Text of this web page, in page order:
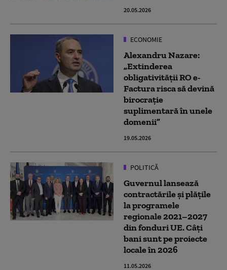
20.05.2026
ECONOMIE
Alexandru Nazare:
„Extinderea
obligativității RO e-
Factura risca să devină
birocrație
suplimentară în unele
domenii”
19.05.2026
POLITICĂ
Guvernul lansează
contractările şi plăţile
la programele
regionale 2021–2027
din fonduri UE. Câți
bani sunt pe proiecte
locale în 2026
11.05.2026